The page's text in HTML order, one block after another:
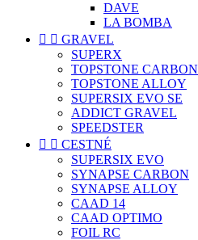
DAVE
LA BOMBA
  GRAVEL
SUPERX
TOPSTONE CARBON
TOPSTONE ALLOY
SUPERSIX EVO SE
ADDICT GRAVEL
SPEEDSTER
  CESTNÉ
SUPERSIX EVO
SYNAPSE CARBON
SYNAPSE ALLOY
CAAD 14
CAAD OPTIMO
FOIL RC